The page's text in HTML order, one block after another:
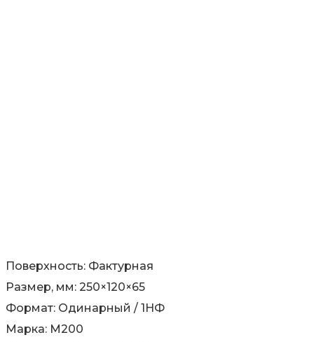
Поверхность: Фактурная
Размер, мм: 250×120×65
Формат: Одинарный / 1НФ
Марка: М200